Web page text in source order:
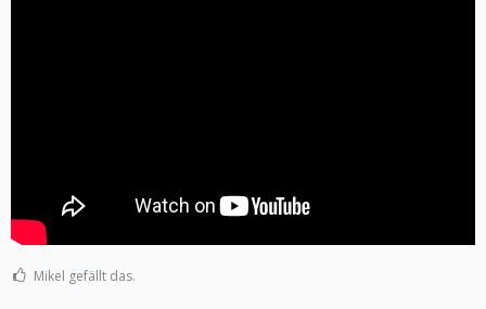
Mikel gefällt das.